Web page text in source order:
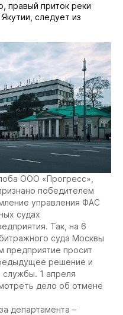
правый приток реки
следует из
ООО «Прогресс»,
победителем
управления ФАС
судах
Так, на 6
суда Москвы
предприятие просит
решение и
службы. 1 апреля
дело об отмене
департамента –